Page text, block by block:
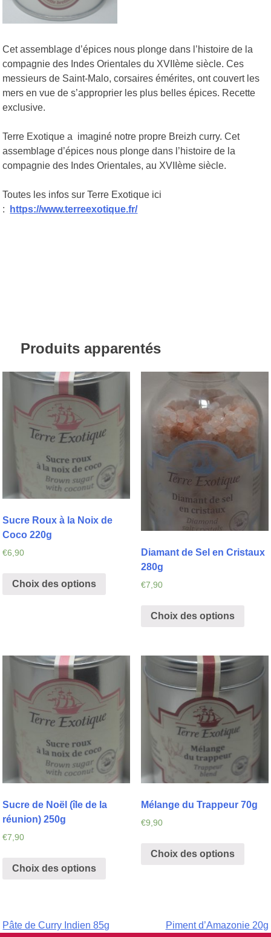
Cet assemblage d’épices nous plonge dans l’histoire de la
compagnie des Indes Orientales du XVIIème siècle. Ces
messieurs de Saint-Malo, corsaires émérites, ont couvert les
mers en vue de s’approprier les plus belles épices. Recette
exclusive.
Terre Exotique a imaginé notre propre Breizh curry. Cet
assemblage d’épices nous plonge dans l’histoire de la
compagnie des Indes Orientales, au XVIIème siècle.
Toutes les infos sur Terre Exotique ici
:
https://www.terreexotique.fr/
Produits apparentés
Sucre Roux à la Noix de
Coco 220g
€6,90
Choix des options
Diamant de Sel en Cristaux
280g
€7,90
Choix des options
Sucre de Noël (île de la
réunion) 250g
€7,90
Choix des options
Mélange du Trappeur 70g
€9,90
Choix des options
Navigation
Pâte de Curry Indien 85g Piment d’Amazonie 20g